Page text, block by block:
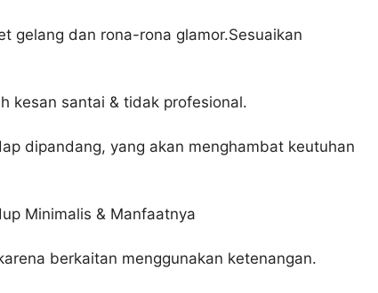
gelang dan rona-rona glamor.Sesuaikan
kesan santai & tidak profesional.
dipandang, yang akan menghambat keutuhan
Minimalis & Manfaatnya
berkaitan menggunakan ketenangan.